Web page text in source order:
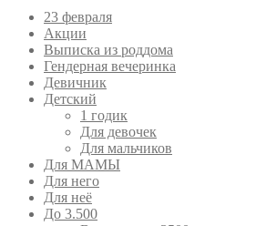
23 февраля
Акции
Выписка из роддома
Гендерная вечеринка
Девичник
Детский
1 годик
Для девочек
Для мальчиков
Для МАМЫ
Для него
Для неё
До 3.500